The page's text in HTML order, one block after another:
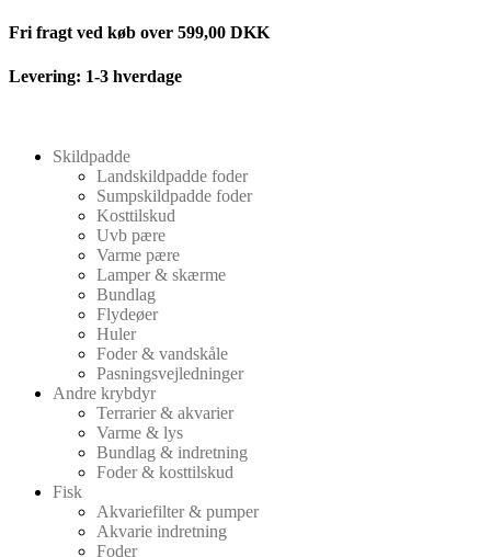
Videre
indhold
Fri fragt ved køb over 599,00 DKK
Levering: 1-3 hverdage
Skildpadde
Landskildpadde foder
Sumpskildpadde foder
Kosttilskud
Uvb pære
Varme pære
Lamper & skærme
Bundlag
Flydeøer
Huler
Foder & vandskåle
Pasningsvejledninger
Andre krybdyr
Terrarier & akvarier
Varme & lys
Bundlag & indretning
Foder & kosttilskud
Fisk
Akvariefilter & pumper
Akvarie indretning
Foder